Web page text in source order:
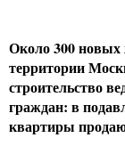
Около 300 новых
территории
строительство
граждан: в
квартиры